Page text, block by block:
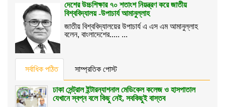
দেশের উচ্চশিক্ষার ৭০ শতাংশ নিয়ন্ত্রণ করে জাতীয়
বিশ্ববিদ্যালয় -উপাচার্য আমানুল্লাহ
জাতীয় বিশ্ববিদ্যালয়ের উপাচার্য এ এস এম আমানুল্লাহ
বলেন, বাংলাদেশের..... ...
সর্বাধিক পঠিত সাম্প্রতিক পোস্ট
ঢাকা সেন্ট্রাল ইন্টারন্যাশনাল মেডিকেল কলেজ ও হাসপাতাল
যেখানে স্বপ্ন বলে কিছু নেই, সবকিছুই বাস্তব